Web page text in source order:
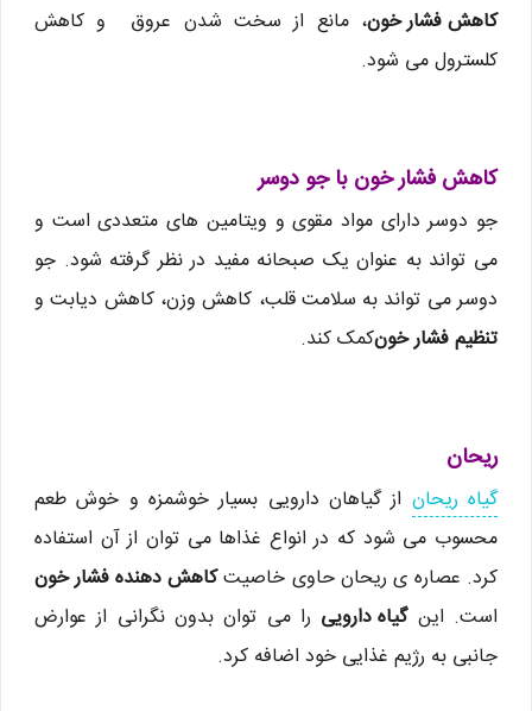
کاهش فشار خون، مانع از سخت شدن عروق و کاهش
کلسترول می شود.
کاهش فشار خون با جو دوسر
جو دوسر دارای مواد مقوی و ویتامین های متعددی است و
می تواند به عنوان یک صبحانه مفید در نظر گرفته شود. جو
دوسر می تواند به سلامت قلب، کاهش وزن، کاهش دیابت و
تنظیم فشار خونکمک کند.
ریحان
گیاه ریحان از گیاهان دارویی بسیار خوشمزه و خوش طعم
محسوب می شود که در انواع غذاها می توان از آن استفاده
کرد. عصاره ی ریحان حاوی خاصیتکاهش دهنده فشار خون
است. اینگیاه دارویی را می توان بدون نگرانی از عوارض
جانبی به رژیم غذایی خود اضافه کرد.